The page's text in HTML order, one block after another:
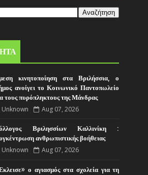
κινητοποίηση στα Βριλήσσια, ο
ανοίγει το Κοινωνικό Παντοπωλείο
τους πυρόπληκτους της Μάνδρας
Unknown Aug 07, 2026
Βριλησσίων Καλλινίκη :
ανθρωπιστικής βοήθειας
Unknown Aug 07, 2026
ο αγιασμός στα σχολεία για τη